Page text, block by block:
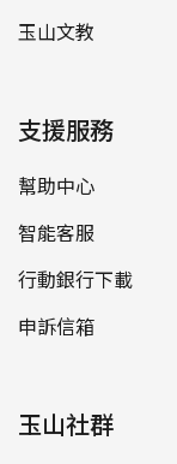
玉山文教
支援服務
幫助中心
智能客服
行動銀行下載
申訴信箱
玉山社群